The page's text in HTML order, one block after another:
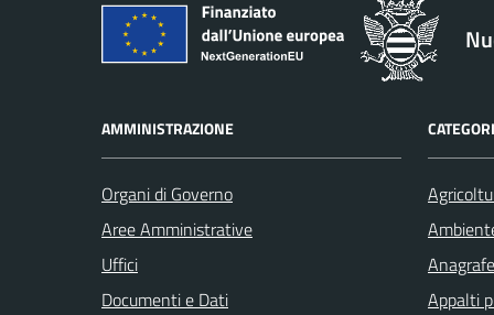
AMMINISTRAZIONE
Organi di Governo
Aree Amministrative
Uffici
Documenti e Dati
Appalti